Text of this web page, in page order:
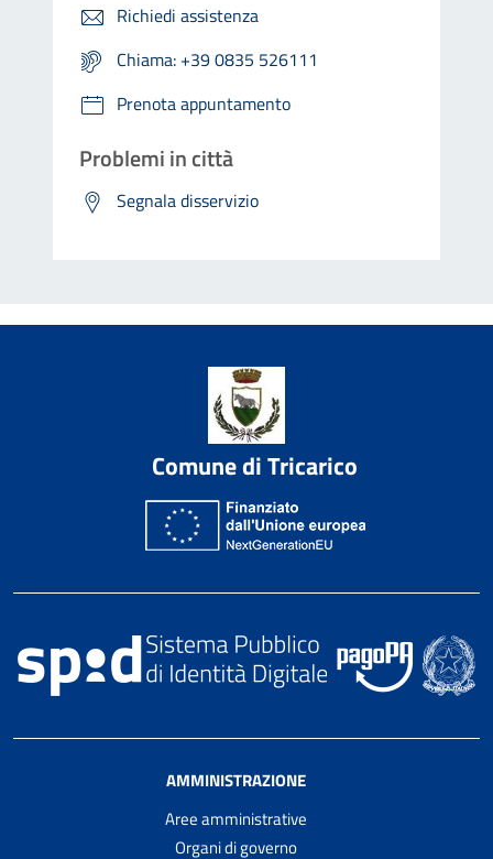
Richiedi assistenza
Chiama: +39 0835 526111
Prenota appuntamento
Problemi in città
Segnala disservizio
Comune di Tricarico
AMMINISTRAZIONE
Aree amministrative
Organi di governo